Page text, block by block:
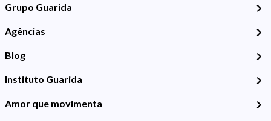
Grupo Guarida
Agências
Blog
Instituto Guarida
Amor que movimenta